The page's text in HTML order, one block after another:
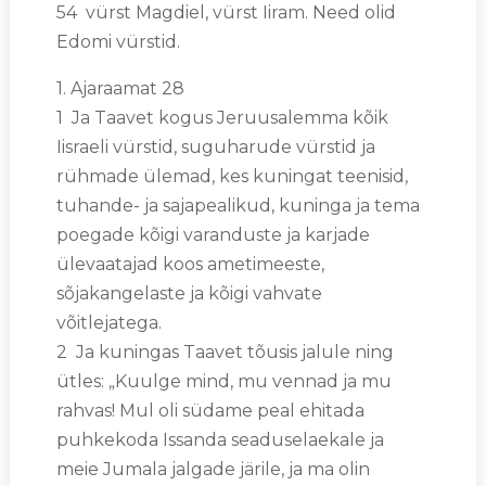
54 vürst Magdiel, vürst Iiram. Need olid
Edomi vürstid.
1. Ajaraamat 28
1 Ja Taavet kogus Jeruusalemma kõik
Iisraeli vürstid, suguharude vürstid ja
rühmade ülemad, kes kuningat teenisid,
tuhande- ja sajapealikud, kuninga ja tema
poegade kõigi varanduste ja karjade
ülevaatajad koos ametimeeste,
sõjakangelaste ja kõigi vahvate
võitlejatega.
2 Ja kuningas Taavet tõusis jalule ning
ütles: „Kuulge mind, mu vennad ja mu
rahvas! Mul oli südame peal ehitada
puhkekoda Issanda seaduselaekale ja
meie Jumala jalgade järile, ja ma olin